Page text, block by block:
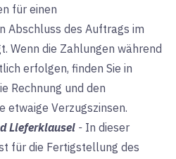
für einen
Abschluss des Auftrags im
Wenn die Zahlungen während
erfolgen, finden Sie in
Rechnung und den
etwaige Verzugszinsen.
Lieferklausel - In dieser
für die Fertigstellung des